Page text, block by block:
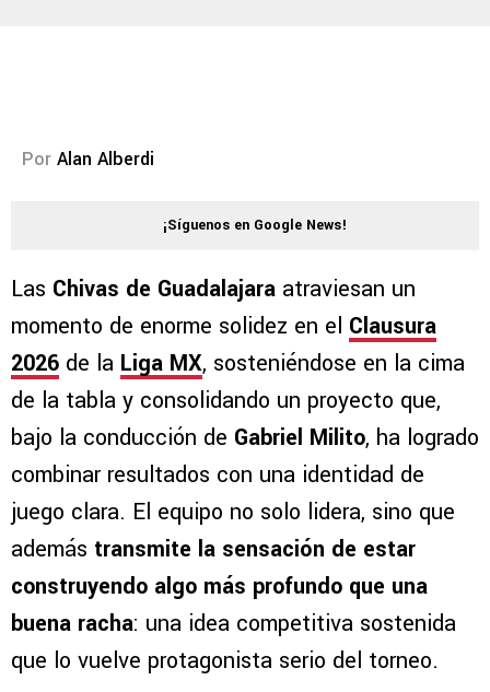
Por Alan Alberdi
¡Síguenos en Google News!
Las Chivas de Guadalajara atraviesan un
momento de enorme solidez en el Clausura
2026 de la Liga MX, sosteniéndose en la cima
de la tabla y consolidando un proyecto que,
bajo la conducción de Gabriel Milito, ha logrado
combinar resultados con una identidad de
juego clara. El equipo no solo lidera, sino que
además transmite la sensación de estar
construyendo algo más profundo que una
buena racha: una idea competitiva sostenida
que lo vuelve protagonista serio del torneo.